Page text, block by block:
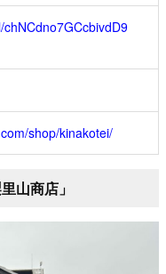
shop/kinakotei/
山商店」